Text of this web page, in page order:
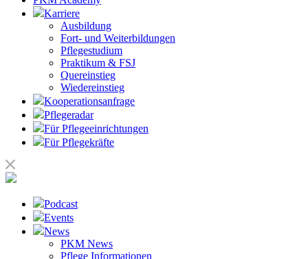
Karriere
Ausbildung
Fort- und Weiterbildungen
Pflegestudium
Praktikum & FSJ
Quereinstieg
Wiedereinstieg
Kooperationsanfrage
Pflegeradar
Für Pflegeeinrichtungen
Für Pflegekräfte
Podcast
Events
News
PKM News
Pflege Informationen